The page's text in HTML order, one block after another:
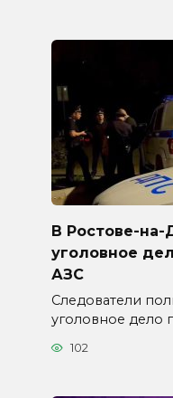
В Ростове-
уголовное
АЗС
Следователи
уголовное дело
102